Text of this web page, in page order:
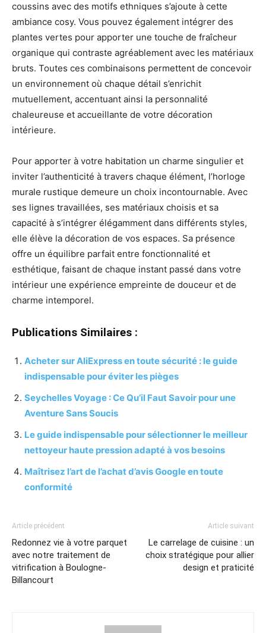
coussins avec des motifs ethniques s’ajoute à cette
ambiance cosy. Vous pouvez également intégrer des
plantes vertes pour apporter une touche de fraîcheur
organique qui contraste agréablement avec les matériaux
bruts. Toutes ces combinaisons permettent de concevoir
un environnement où chaque détail s’enrichit
mutuellement, accentuant ainsi la personnalité
chaleureuse et accueillante de votre décoration
intérieure.
Pour apporter à votre habitation un charme singulier et
inviter l’authenticité à travers chaque élément, l’horloge
murale rustique demeure un choix incontournable. Avec
ses lignes travaillées, ses matériaux choisis et sa
capacité à s’intégrer élégamment dans différents styles,
elle élève la décoration de vos espaces. Sa présence
offre un équilibre parfait entre fonctionnalité et
esthétique, faisant de chaque instant passé dans votre
intérieur une expérience empreinte de douceur et de
charme intemporel.
Publications Similaires :
Acheter sur AliExpress en toute sécurité : le guide
indispensable pour éviter les pièges
Seychelles Voyage : Ce Qu’il Faut Savoir pour une
Aventure Sans Soucis
Le guide indispensable pour sélectionner le meilleur
nettoyeur haute pression adapté à vos besoins
Maîtrisez l’art de l’achat d’avis Google en toute
conformité
Article précédent
Redonnez vie à votre parquet
avec notre traitement de
vitrification à Boulogne-
Billancourt
Article suivant
Le carrelage de cuisine : un
choix stratégique pour allier
design et praticité